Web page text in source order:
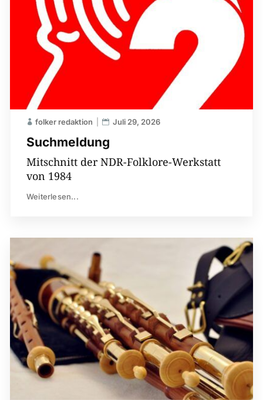
Suchmeldung
folker redaktion Juli 29, 2026
Mitschnitt der NDR-Folklore-Werkstatt
von 1984
Weiterlesen...